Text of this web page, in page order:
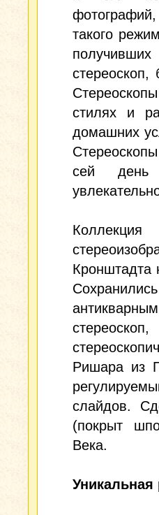
такого
стилях и
домашних
сей день
Кронштадта
Ришара из
слайдов.
(покрыт
Века.